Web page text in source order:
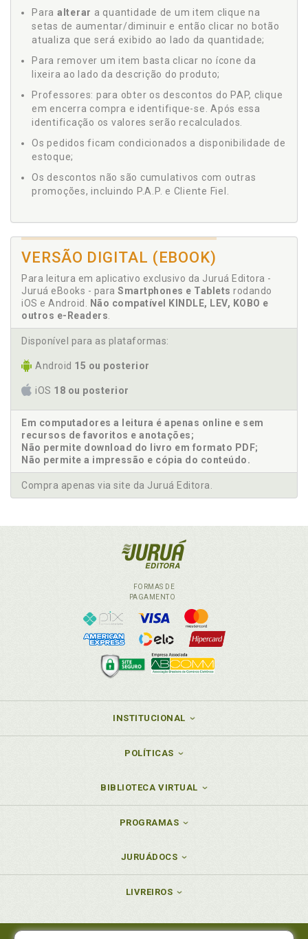
Para alterar a quantidade de um item clique na
setas de aumentar/diminuir e então clicar no botão
atualiza que será exibido ao lado da quantidade;
Para remover um item basta clicar no ícone da
lixeira ao lado da descrição do produto;
Professores: para obter os descontos do PAP, clique
em encerra compra e identifique-se. Após essa
identificação os valores serão recalculados.
Os pedidos ficam condicionados a disponibilidade de
estoque;
Os descontos não são cumulativos com outras
promoções, incluindo P.A.P. e Cliente Fiel.
VERSÃO DIGITAL (EBOOK)
Para leitura em aplicativo exclusivo da Juruá Editora -
Juruá eBooks - para Smartphones e Tablets rodando
iOS e Android.
Não compatível KINDLE, LEV, KOBO e
outros e-Readers
Disponível para as plataformas:
Android 15 ou posterior
iOS 18 ou posterior
Em computadores a leitura é apenas online e sem
recursos de favoritos e anotações;
Não permite download do livro em formato PDF;
Não permite a impressão e cópia do conteúdo.
Compra apenas via site da Juruá Editora.
FORMAS DE
PAGAMENTO
INSTITUCIONAL
POLÍTICAS
BIBLIOTECA VIRTUAL
PROGRAMAS
JURUÁDOCS
LIVREIROS